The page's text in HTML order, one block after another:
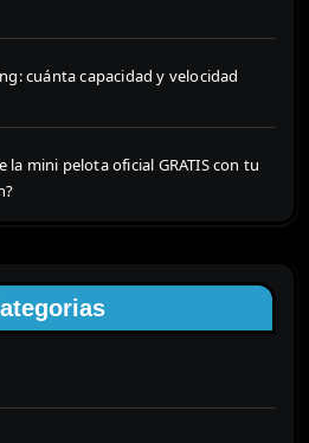
cuánta capacidad y velocidad
la mini pelota oficial GRATIS con tu